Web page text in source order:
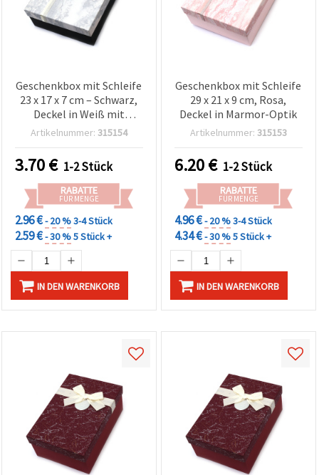
Geschenkbox mit Schleife
23 x 17 x 7 cm – Schwarz,
Deckel in Weiß mit
Marmoreffekt
Artikelnummer: 315154
3.70€ 1-2 Stück
RABATTE
FÜR MENGE
2.96 €- 20 %3-4 Stück
2.59 €- 30 %5 Stück +
IN DEN WARENKORB
Geschenkbox mit Schleife
29 x 21 x 9 cm, Rosa,
Deckel in Marmor-Optik
Artikelnummer: 315153
6.20€ 1-2 Stück
RABATTE
FÜR MENGE
4.96 €- 20 %3-4 Stück
4.34 €- 30 %5 Stück +
IN DEN WARENKORB